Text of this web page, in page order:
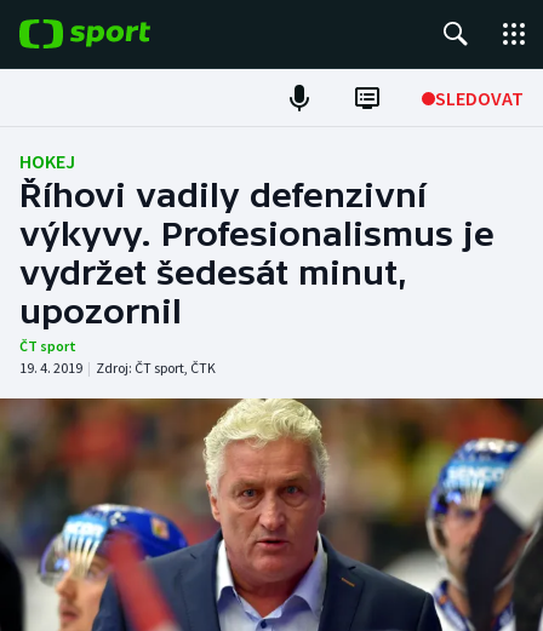
SLEDOVAT
Fotbal
Hokej
Tenis
Atletika
DALŠÍ SPORTY
Americký fotbal
Baseball a softbal
Basketbal
NEPŘEHLÉDNĚTE
Soutěže
Historické návraty
HOKEJ
Říhovi vadily defenzivní
výkyvy. Profesionalismus je
vydržet šedesát minut,
upozornil
ČT sport
19. 4. 2019 | Zdroj: ČT sport, ČTK